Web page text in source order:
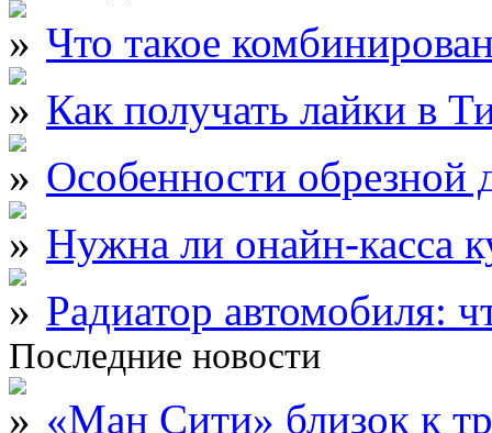
Что такое
Как получать лайки в
Особенности обрезной
Нужна ли онайн-касса
Радиатор автомобиля:
Последние новости
«Ман Сити» близок к